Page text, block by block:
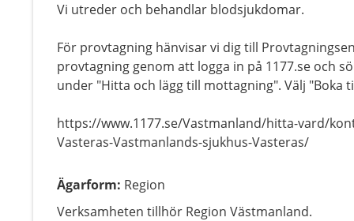
Vi utreder och behandlar blodsjukdomar.
För provtagning hänvisar vi dig till
provtagning genom att logga in på 1177.se och
under "Hitta och lägg till mottagning". Välj "Boka
https://www.1177.se/Vastmanland/hitta-vard/
Vasteras-Vastmanlands-sjukhus-Vasteras/
Ägarform: Region
Verksamheten tillhör Region Västmanland.